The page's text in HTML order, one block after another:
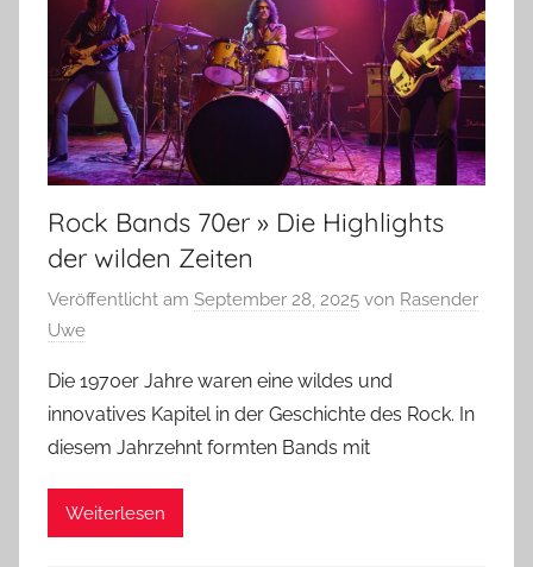
Rock Bands 70er » Die Highlights
der wilden Zeiten
Veröffentlicht am September 28, 2025 von Rasender
Uwe
Die 1970er Jahre waren eine wildes und
innovatives Kapitel in der Geschichte des Rock. In
diesem Jahrzehnt formten Bands mit
Weiterlesen